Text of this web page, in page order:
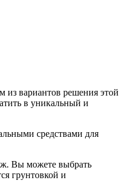
вариантов решения этой
в уникальный и
средствами для
Вы можете выбрать
грунтовкой и